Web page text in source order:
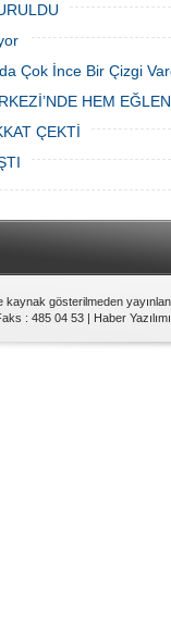
Çok İnce Bir Çizgi
HEM
ÇEKTİ
kaynak gösterilmeden
: 485 04 53 | Haber Yazılımı